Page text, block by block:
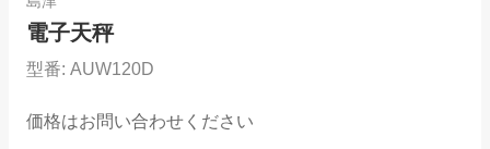
電子天秤
型番: AUW120D
価格はお問い合わせください